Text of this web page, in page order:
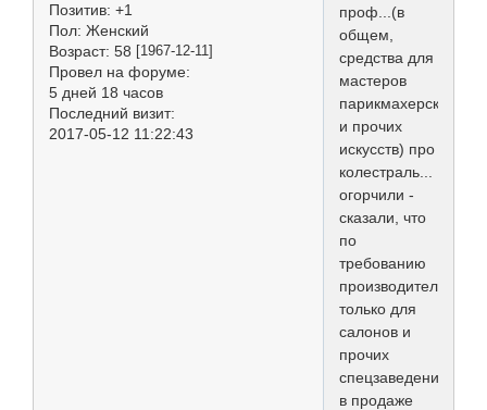
Позитив: +1
Пол: Женский
Возраст: 58 [1967-12-11]
Провел на форуме:
5 дней 18 часов
Последний визит:
2017-05-12 11:22:43
проф...(в
общем,
средства для
мастеров
парикмахерского
и прочих
искусств) про
колестраль...
огорчили -
сказали, что
по
требованию
производителя
только для
салонов и
прочих
спецзаведений,
в продаже